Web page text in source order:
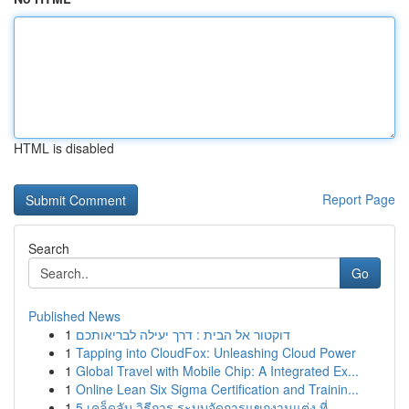
HTML is disabled
Report Page
Search
Go
Published News
1 דוקטור אל הבית : דרך יעילה לבריאותכם
1 Tapping into CloudFox: Unleashing Cloud Power
1 Global Travel with Mobile Chip: A Integrated Ex...
1 Online Lean Six Sigma Certification and Trainin...